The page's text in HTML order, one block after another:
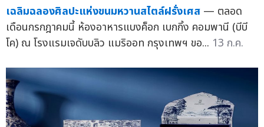
เฉลิมฉลองศิลปะแห่งขนมหวานสไตล์ฝรั่งเศส — ตลอด
เดือนกรกฎาคมนี้ ห้องอาหารแบงค็อก เบกกิ้ง คอมพานี (บีบี
โค) ณ โรงแรมเจดับบลิว แมริออท กรุงเทพฯ ขอ... 13 ก.ค.